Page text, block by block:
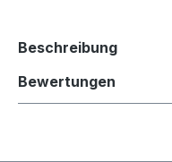
Beschreibung
Bewertungen